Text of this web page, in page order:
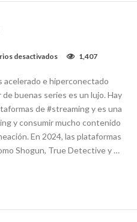
desactivadosen
tu
serie
en
el
2024?
1,407
acelerado e hiperconectado
buenas series es un lujo. Hay
de #streaming y es una
y consumir mucho contenido
En 2024, las plataformas
Shogun, True Detective y …